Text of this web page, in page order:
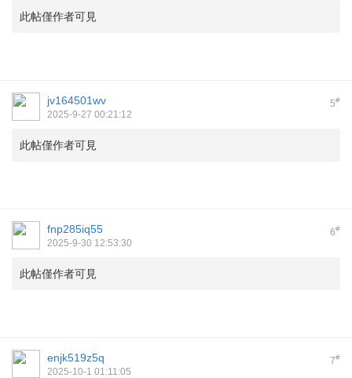
此帖僅作者可見
5#
jv164501wv
2025-9-27 00:21:12
此帖僅作者可見
6#
fnp285iq55
2025-9-30 12:53:30
此帖僅作者可見
7#
enjk519z5q
2025-10-1 01:11:05